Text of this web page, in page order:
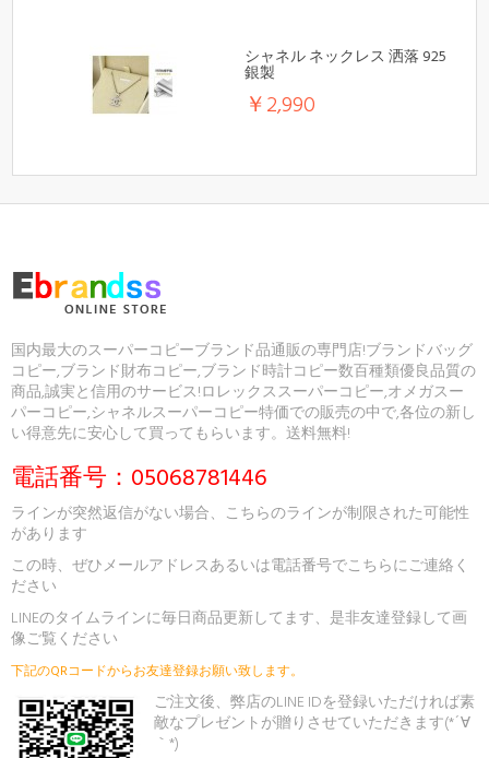
シャネル ネックレス 洒落 925
銀製
￥2,990
国内最大のスーパーコピーブランド品通販の専門店!ブランドバッグ
コピー,ブランド財布コピー,ブランド時計コピー数百種類優良品質の
商品,誠実と信用のサービス!ロレックススーパーコピー,オメガスー
パーコピー,シャネルスーパーコピー特価での販売の中で,各位の新し
い得意先に安心して買ってもらいます。送料無料!
電話番号：05068781446
ラインが突然返信がない場合、こちらのラインが制限された可能性
があります
この時、ぜひメールアドレスあるいは電話番号でこちらにご連絡く
ださい
LINEのタイムラインに毎日商品更新してます、是非友達登録して画
像ご覧ください
下記のQRコードからお友達登録お願い致します。
ご注文後、弊店のLINE IDを登録いただければ素
敵なプレゼントが贈りさせていただきます(*´∀
｀*)